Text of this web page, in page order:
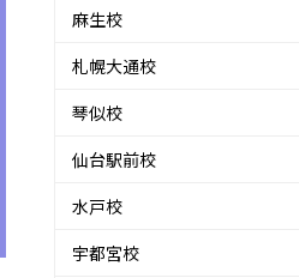
麻生校
札幌大通校
琴似校
仙台駅前校
水戸校
宇都宮校